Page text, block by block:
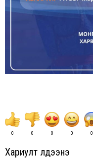
0 0 0 0 0
Хариулт үлдээнэ үү